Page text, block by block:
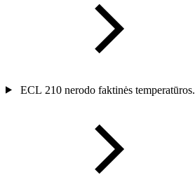
ECL 210 nerodo faktinės temperatūros.